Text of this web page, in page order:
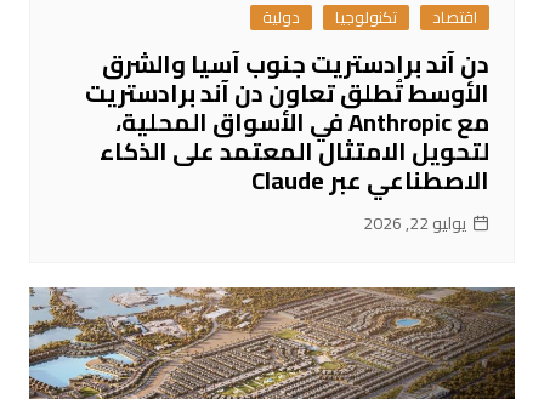
اقتصاد تكنولوجيا دولية
دن آند برادستريت جنوب آسيا والشرق
الأوسط تُطلق تعاون دن آند برادستريت
مع Anthropic في الأسواق المحلية،
لتحويل الامتثال المعتمد على الذكاء
الاصطناعي عبر Claude
يوليو 22, 2026